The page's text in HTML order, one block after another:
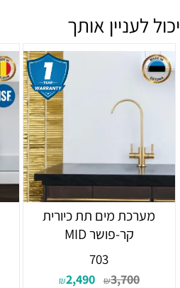
יכול לעניין אותך
מערכת מים תת כיורית
קר-פושר MID
703
₪3,700
₪2,490